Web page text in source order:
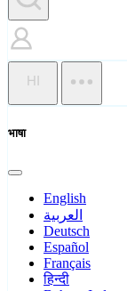
HI
भाषा
English
العربية
Deutsch
Español
Français
हिन्दी